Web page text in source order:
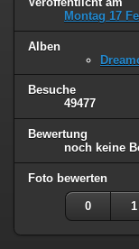
Montag 17
Alben
Besuche
49477
Bewertung
noch keine
Foto bewerten
0 1